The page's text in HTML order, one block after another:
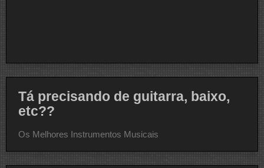
Tá precisando de guitarra, baixo,
etc??
Os Melhores Instrumentos Musicais